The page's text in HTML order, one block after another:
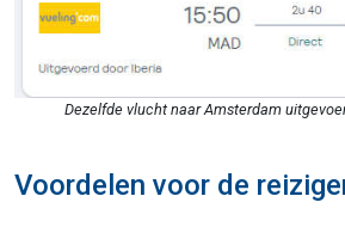
Dezelfde vlucht naar Amsterdam
Voordelen voor de